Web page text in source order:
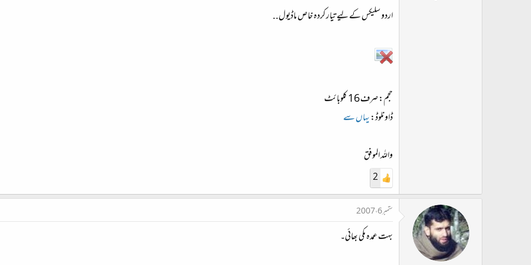
اردو سلیکس کے لیے تیار کردہ خاص ماڈیول..
حجم: صرف 16 کلوبائٹ
ڈاونلوڈ:یہاں سے
واللہ الموفق
2
ستمبر 6، 2007
بہت عمدہ مکی بھائی۔